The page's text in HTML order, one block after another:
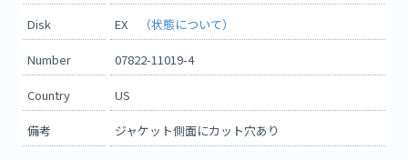
Disk EX （状態について）
Number 07822-11019-4
Country US
備考 ジャケット側面にカット穴あり